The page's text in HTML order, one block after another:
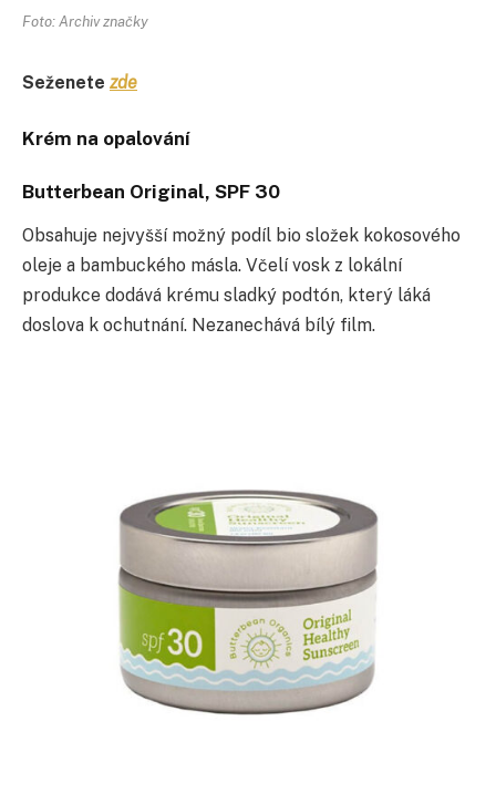
Foto: Archiv značky
Seženete zde
Krém na opalování
Butterbean Original, SPF 30
Obsahuje nejvyšší možný podíl bio složek kokosového
oleje a bambuckého másla. Včelí vosk z lokální
produkce dodává krému sladký podtón, který láká
doslova k ochutnání. Nezanechává bílý film.